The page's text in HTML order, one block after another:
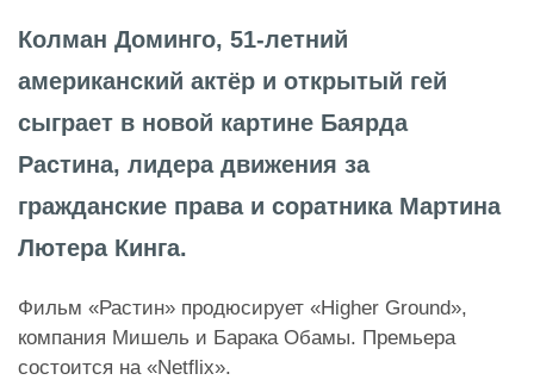
Колман Доминго, 51-летний
американский актёр и открытый гей
сыграет в новой картине Баярда
Растина, лидера движения за
гражданские права и соратника Мартина
Лютера Кинга.
Фильм «Растин» продюсирует «Higher Ground»,
компания Мишель и Барака Обамы. Премьера
состоится на «Netflix».